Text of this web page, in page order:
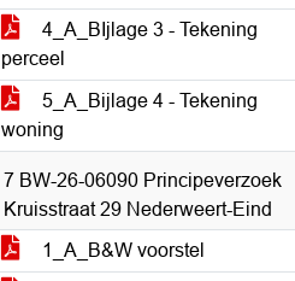
4_A_BIjlage 3 - Tekening
perceel
5_A_Bijlage 4 - Tekening
woning
7 BW-26-06090 Principeverzoek
Kruisstraat 29 Nederweert-Eind
1_A_B&W voorstel